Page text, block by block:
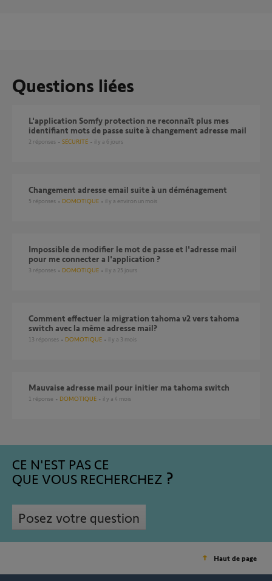
Questions liées
L'application Somfy protection ne reconnaît plus mes
identifiant mots de passe suite à changement adresse mail
2 réponses SÉCURITÉ il y a 6 jours
Changement adresse email suite à un déménagement
5 réponses DOMOTIQUE il y a environ un mois
impossible de modifier le mot de passe et l'adresse mail
pour me connecter a l'application ?
3 réponses DOMOTIQUE il y a 25 jours
Comment effectuer la migration tahoma v2 vers tahoma
switch avec la même adresse mail?
13 réponses DOMOTIQUE il y a 3 mois
Mauvaise adresse mail pour initier ma tahoma switch
1 réponse DOMOTIQUE il y a 4 mois
CE N'EST PAS CE
QUE VOUS RECHERCHEZ
Posez votre question
Haut de page